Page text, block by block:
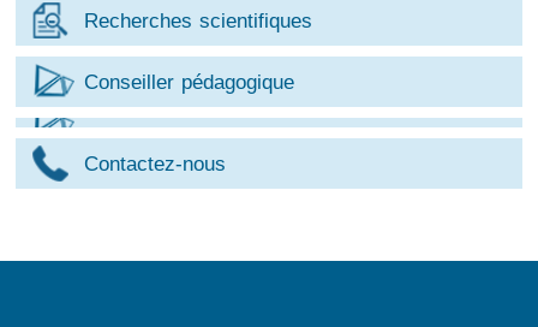
Recherches scientifiques
Conseiller pédagogique
Contactez-nous